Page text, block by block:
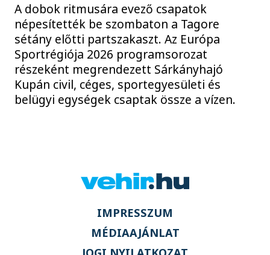
A dobok ritmusára evező csapatok
népesítették be szombaton a Tagore
sétány előtti partszakaszt. Az Európa
Sportrégiója 2026 programsorozat
részeként megrendezett Sárkányhajó
Kupán civil, céges, sportegyesületi és
belügyi egységek csaptak össze a vízen.
IMPRESSZUM
MÉDIAAJÁNLAT